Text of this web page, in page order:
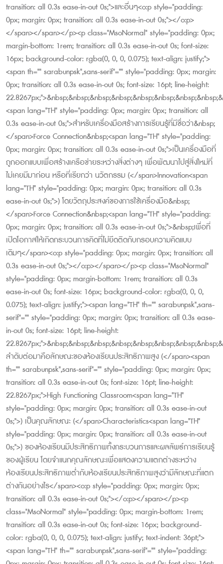
transition: all 0.3s ease-in-out 0s;">และอื่นๆ<o:p style="padding:
0px; margin: 0px; transition: all 0.3s ease-in-out 0s;"></o:p>
</span></span></p><p class="MsoNormal" style="padding: 0px;
margin-bottom: 1rem; transition: all 0.3s ease-in-out 0s; font-size:
16px; background-color: rgba(0, 0, 0, 0.075); text-align: justify;">
<span th="" sarabunpsk",sans-serif"="" style="padding: 0px; margin:
0px; transition: all 0.3s ease-in-out 0s; font-size: 16pt; line-height:
<span lang="TH" style="padding: 0px; margin: 0px; transition: all
0.3s ease-in-out 0s;">สำหรับเครื่องมือสร้างการเรียนรู้ที่มีชื่อว่า&nbsp;
</span>Force Connection&nbsp;<span lang="TH" style="padding:
0px; margin: 0px; transition: all 0.3s ease-in-out 0s;">เป็นเครื่องมือที่
ถูกออกแบบเพื่อสร้างเครือข่ายระหว่างสิ่งต่างๆ เพื่อพัฒนาไปสู่สิ่งใหม่ที่
ไม่เคยมีมาก่อน หรือที่เรียกว่า นวัตกรรม (</span>Innovation<span
lang="TH" style="padding: 0px; margin: 0px; transition: all 0.3s
ease-in-out 0s;">) โดยวัตถุประสงค์ของการใช้เครื่องมือ&nbsp;
</span>Force Connection&nbsp;<span lang="TH" style="padding:
0px; margin: 0px; transition: all 0.3s ease-in-out 0s;">&nbsp;เพื่อที่
เปิดโอกาสให้เกิดกระบวนการคิดที่ไม่ยึดติดกับกรอบความคิดแบบ
เดิมๆ</span><o:p style="padding: 0px; margin: 0px; transition: all
0.3s ease-in-out 0s;"></o:p></span></p><p class="MsoNormal"
style="padding: 0px; margin-bottom: 1rem; transition: all 0.3s
ease-in-out 0s; font-size: 16px; background-color: rgba(0, 0, 0,
0.075); text-align: justify;"><span lang="TH" th="" sarabunpsk",sans-
serif"="" style="padding: 0px; margin: 0px; transition: all 0.3s ease-
in-out 0s; font-size: 16pt; line-height:
ลำดับต่อมาคือลักษณะของห้องเรียนประสิทธิภาพสูง (</span><span
th="" sarabunpsk",sans-serif"="" style="padding: 0px; margin: 0px;
transition: all 0.3s ease-in-out 0s; font-size: 16pt; line-height:
22.8267px;">High Functioning Classroom<span lang="TH"
style="padding: 0px; margin: 0px; transition: all 0.3s ease-in-out
0s;">) เป็นคุณลักษณะ (</span>Characteristics<span lang="TH"
style="padding: 0px; margin: 0px; transition: all 0.3s ease-in-out
0s;">) ของห้องเรียนมีประสิทธิภาพทั้งกระบวนการและผลลัพธ์การเรียนรู้
ของผู้เรียน โดยจำแนกคุณลักษณะเพื่อแสดงความแตกต่างระหว่าง
ห้องเรียนประสิทธิภาพต่ำกับห้องเรียนประสิทธิภาพสูงว่ามีลักษณะที่แตก
ต่างกันอย่างไร</span><o:p style="padding: 0px; margin: 0px;
transition: all 0.3s ease-in-out 0s;"></o:p></span></p><p
class="MsoNormal" style="padding: 0px; margin-bottom: 1rem;
transition: all 0.3s ease-in-out 0s; font-size: 16px; background-
color: rgba(0, 0, 0, 0.075); text-align: justify; text-indent: 36pt;">
<span lang="TH" th="" sarabunpsk",sans-serif"="" style="padding: